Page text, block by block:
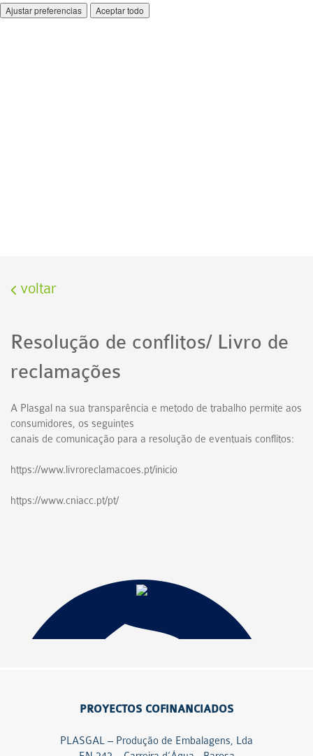
Ajustar preferencias Aceptar todo
voltar
Resolução de conflitos/ Livro de
reclamações
A Plasgal na sua transparência e metodo de trabalho permite aos
consumidores, os seguintes
canais de comunicação para a resolução de eventuais conflitos:
https://www.livroreclamacoes.pt/inicio
https://www.cniacc.pt/pt/
PROYECTOS COFINANCIADOS
PLASGAL – Produção de Embalagens, Lda